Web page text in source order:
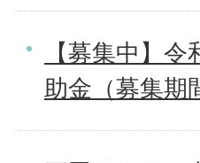
【募集中】
助金（募集期